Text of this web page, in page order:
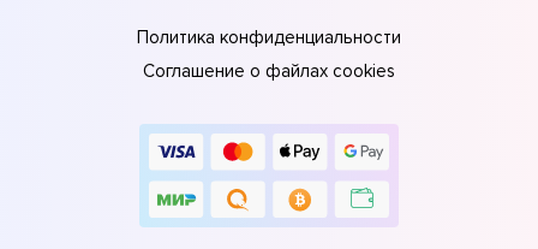
Политика конфиденциальности
Соглашение о файлах cookies